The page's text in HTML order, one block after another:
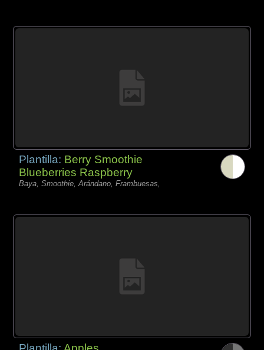
Plantilla: Berry Smoothie
Blueberries Raspberry
Baya, Smoothie, Arándano, Frambuesas,